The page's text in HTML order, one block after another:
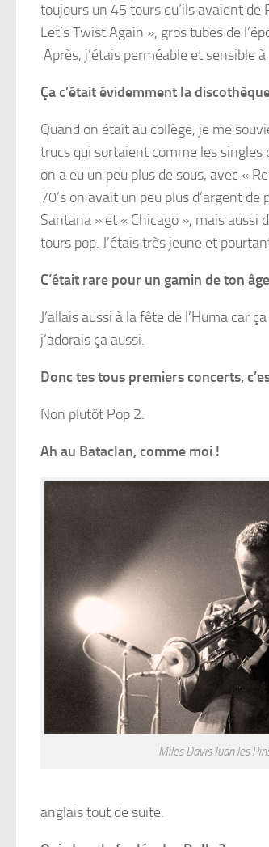
toujours un 45 tours qu’ils avaient de
Let’s Twist Again », gros tubes de
Après, j’étais perméable et sensible
Ça c’était évidemment la
Quand on était au collège, je me
trucs qui sortaient comme les singles
on a eu un peu plus de sous, avec «
70’s on avait un peu plus d’argent
Santana » et « Chicago », mais aussi
tours pop. J’étais très jeune et
C’était rare pour un gamin de ton
J’allais aussi à la fête de l’Huma car
j’adorais ça aussi.
Donc tes tous premiers concerts,
Non plutôt Pop 2.
Ah au Bataclan, comme moi !
Miles Davis Juan les
anglais tout de suite.